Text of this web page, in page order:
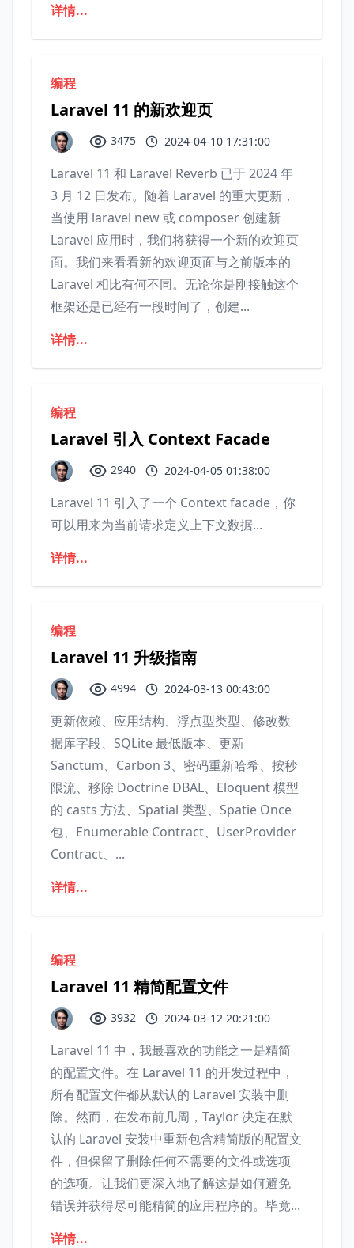
详情...
编程
Laravel 11 的新欢迎页
3475 2024-04-10 17:31:00
Laravel 11 和 Laravel Reverb 已于 2024 年
3 月 12 日发布。随着 Laravel 的重大更新，
当使用 laravel new 或 composer 创建新
Laravel 应用时，我们将获得一个新的欢迎页
面。我们来看看新的欢迎页面与之前版本的
Laravel 相比有何不同。无论你是刚接触这个
框架还是已经有一段时间了，创建...
详情...
编程
Laravel 引入 Context Facade
2940 2024-04-05 01:38:00
Laravel 11 引入了一个 Context facade，你
可以用来为当前请求定义上下文数据...
详情...
编程
Laravel 11 升级指南
4994 2024-03-13 00:43:00
更新依赖、应用结构、浮点型类型、修改数
据库字段、SQLite 最低版本、更新
Sanctum、Carbon 3、密码重新哈希、按秒
限流、移除 Doctrine DBAL、Eloquent 模型
的 casts 方法、Spatial 类型、Spatie Once
包、Enumerable Contract、UserProvider
Contract、...
详情...
编程
Laravel 11 精简配置文件
3932 2024-03-12 20:21:00
Laravel 11 中，我最喜欢的功能之一是精简
的配置文件。在 Laravel 11 的开发过程中，
所有配置文件都从默认的 Laravel 安装中删
除。然而，在发布前几周，Taylor 决定在默
认的 Laravel 安装中重新包含精简版的配置文
件，但保留了删除任何不需要的文件或选项
的选项。让我们更深入地了解这是如何避免
错误并获得尽可能精简的应用程序的。毕竟...
详情...